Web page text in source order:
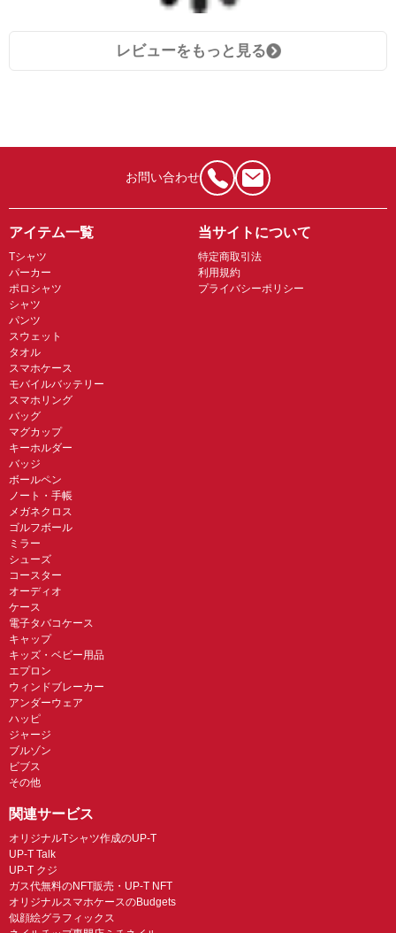
レビューをもっと見る
お問い合わせ
アイテム一覧
Tシャツ
パーカー
ポロシャツ
シャツ
パンツ
スウェット
タオル
スマホケース
モバイルバッテリー
スマホリング
バッグ
マグカップ
キーホルダー
バッジ
ボールペン
ノート・手帳
メガネクロス
ゴルフボール
ミラー
シューズ
コースター
オーディオ
ケース
電子タバコケース
キャップ
キッズ・ベビー用品
エプロン
ウィンドブレーカー
アンダーウェア
ハッピ
ジャージ
ブルゾン
ビブス
その他
当サイトについて
特定商取引法
利用規約
プライバシーポリシー
関連サービス
オリジナルTシャツ作成のUP-T
UP-T Talk
UP-T クジ
ガス代無料のNFT販売・UP-T NFT
オリジナルスマホケースのBudgets
似顔絵グラフィックス